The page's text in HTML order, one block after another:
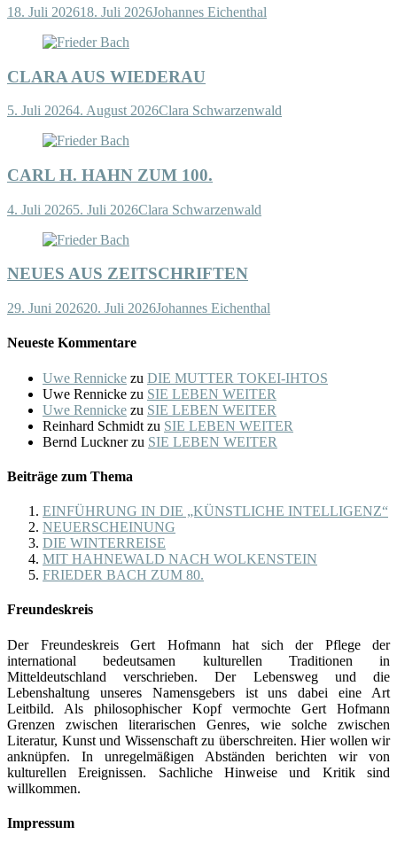
18. Juli 202618. Juli 2026Johannes Eichenthal
CLARA AUS WIEDERAU
5. Juli 20264. August 2026Clara Schwarzenwald
CARL H. HAHN ZUM 100.
4. Juli 20265. Juli 2026Clara Schwarzenwald
NEUES AUS ZEITSCHRIFTEN
29. Juni 202620. Juli 2026Johannes Eichenthal
Neueste Kommentare
Uwe Rennicke zu DIE MUTTER TOKEI-IHTOS
Uwe Rennicke zu SIE LEBEN WEITER
Uwe Rennicke zu SIE LEBEN WEITER
Reinhard Schmidt zu SIE LEBEN WEITER
Bernd Lucknerzu SIE LEBEN WEITER
Beiträge zum Thema
EINFÜHRUNG IN DIE „KÜNSTLICHE INTELLIGENZ“
NEUERSCHEINUNG
DIE WINTERREISE
MIT HAHNEWALD NACH WOLKENSTEIN
FRIEDER BACH ZUM 80.
Freundeskreis
Der Freundeskreis Gert Hofmann hat sich der Pflege der
international bedeutsamen kulturellen Traditionen in
Mitteldeutschland verschrieben. Der Lebensweg und die
Lebenshaltung unseres Namensgebers ist uns dabei eine Art
Leitbild. Als philosophischer Kopf vermochte Gert Hofmann
Grenzen zwischen literarischen Genres, wie solche zwischen
Literatur, Kunst und Wissenschaft zu überschreiten. Hier wollen wir
anknüpfen. In unregelmäßigen Abständen berichten wir von
kulturellen Ereignissen. Sachliche Hinweise und Kritik sind
willkommen.
Impressum